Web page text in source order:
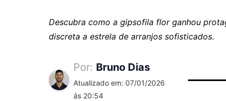
Descubra como a gipsofila flor ganhou
discreta a estrela de arranjos sofisticados.
Por: Bruno Dias
Atualizado em: 07/01/2026
ás 20:54